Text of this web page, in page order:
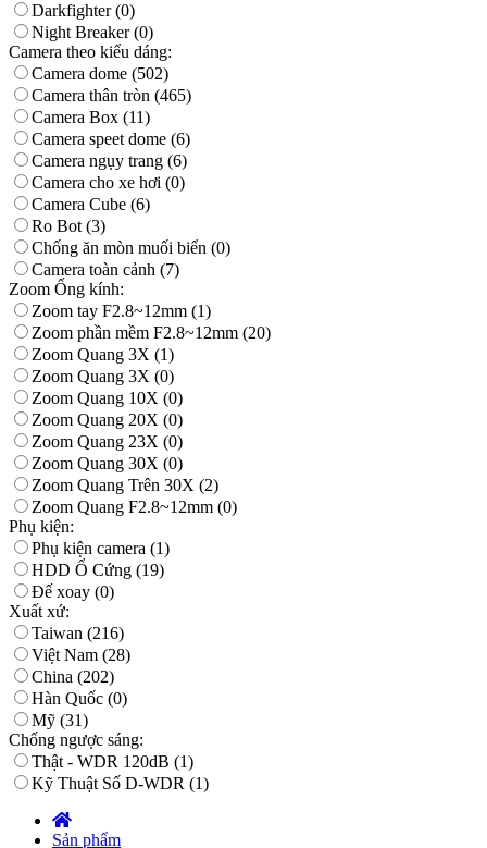
Darkfighter(0)
Night Breaker(0)
Camera theo kiểu dáng:
Camera dome (502)
Camera thân tròn (465)
Camera Box (11)
Camera speet dome (6)
Camera ngụy trang (6)
Camera cho xe hơi (0)
Camera Cube (6)
Ro Bot (3)
Chống ăn mòn muối biển (0)
Camera toàn cảnh (7)
Zoom Ống kính:
Zoom tay F2.8~12mm (1)
Zoom phần mềm F2.8~12mm (20)
Zoom Quang 3X (1)
Zoom Quang 3X (0)
Zoom Quang 10X (0)
Zoom Quang 20X (0)
Zoom Quang 23X (0)
Zoom Quang 30X (0)
Zoom Quang Trên 30X (2)
Zoom Quang F2.8~12mm (0)
Phụ kiện:
Phụ kiện camera (1)
HDD Ổ Cứng (19)
Đế xoay (0)
Xuất xứ:
Taiwan (216)
Việt Nam (28)
China (202)
Hàn Quốc (0)
Mỹ (31)
Chống ngược sáng:
Thật - WDR 120dB (1)
Kỹ Thuật Số D-WDR (1)
Sản phẩm